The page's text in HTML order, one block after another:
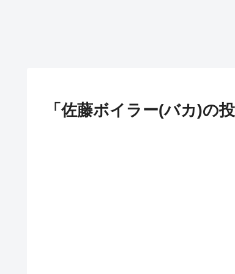
「佐藤ボイラー(バカ)の